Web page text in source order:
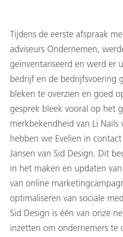
Tijdens de eerste afspraak
adviseurs Ondernemen,
geïnventariseerd en werd er
bedrijf en de bedrijfsvoering
bleken te overzien en goed
gesprek bleek vooral op het
merkbekendheid van Li
hebben we Evelien in
Jansen van Sid Design. Dit
in het maken en updaten
van online
optimaliseren van sociale
Sid Design is één van onze
inzetten om ondernemers te